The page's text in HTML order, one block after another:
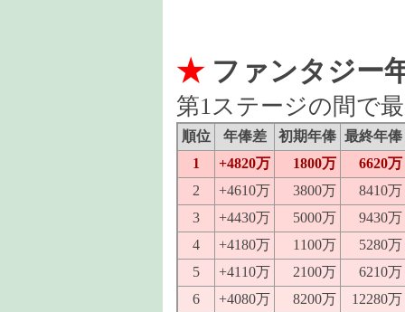
★ ファンタジー
第1ステージの間で
順位 年俸差 初期年俸 最終年俸
1
+4820万 1800万
6620万
2
+4610万 3800万
8410万
3
+4430万 5000万
9430万
4
+4180万 1100万
5280万
5
+4110万 2100万
6210万
6
+4080万 8200万
12280万